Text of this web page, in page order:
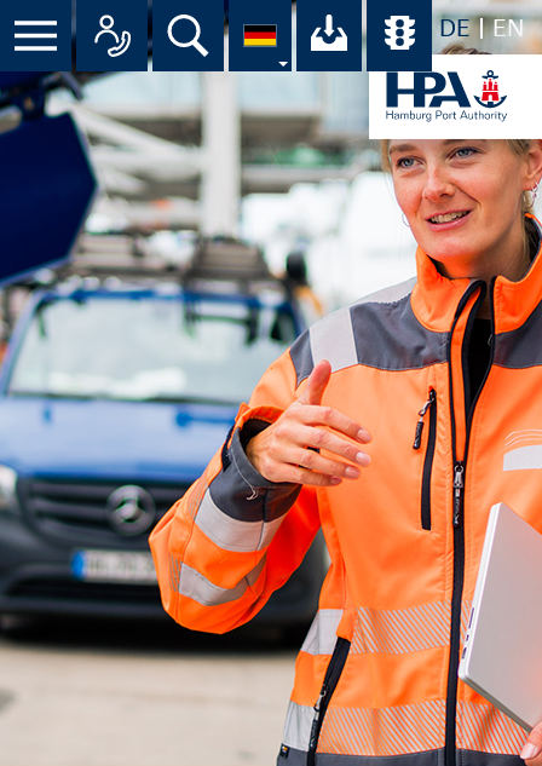
DE EN
Menü Alle Ansprechpartner im
Suche Ihr Download-